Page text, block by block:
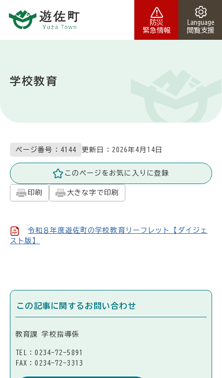
防災
緊急情報
Language
閲覧支援
学校教育
ページ番号：4144 更新日： 2026年4月14日
このページをお気に入りに登録
印刷 大きな字で印刷
令和８年度遊佐町の学校教育リーフレット【ダイジェ
スト版】
この記事に関するお問い合わせ
教育課 学校指導係
TEL：0234-72-5891
FAX：0234-72-3313